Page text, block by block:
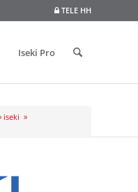
TELE HH
Iseki Pro
iseki »